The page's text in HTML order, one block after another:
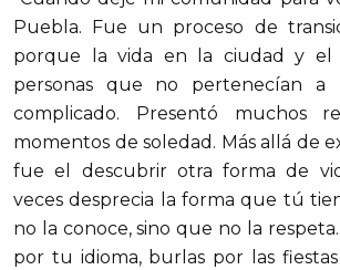
Puebla. Fue un proceso de
porque la vida en la ciudad y el
personas que no pertenecían
complicado. Presentó muchos
momentos de soledad. Más allá de
fue el descubrir otra forma de
veces desprecia la forma que tú
no la conoce, sino que no la
por tu idioma, burlas por las fiestas